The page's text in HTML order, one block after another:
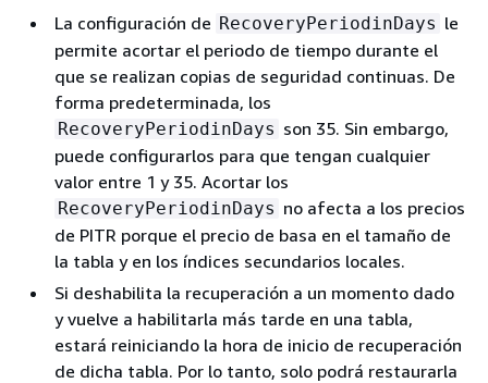
La configuración de RecoveryPeriodinDays le
permite acortar el periodo de tiempo durante el
que se realizan copias de seguridad continuas. De
forma predeterminada, los
RecoveryPeriodinDays son 35. Sin embargo,
puede configurarlos para que tengan cualquier
valor entre 1 y 35. Acortar los
RecoveryPeriodinDays no afecta a los precios
de PITR porque el precio de basa en el tamaño de
la tabla y en los índices secundarios locales.
Si deshabilita la recuperación a un momento dado
y vuelve a habilitarla más tarde en una tabla,
estará reiniciando la hora de inicio de recuperación
de dicha tabla. Por lo tanto, solo podrá restaurarla